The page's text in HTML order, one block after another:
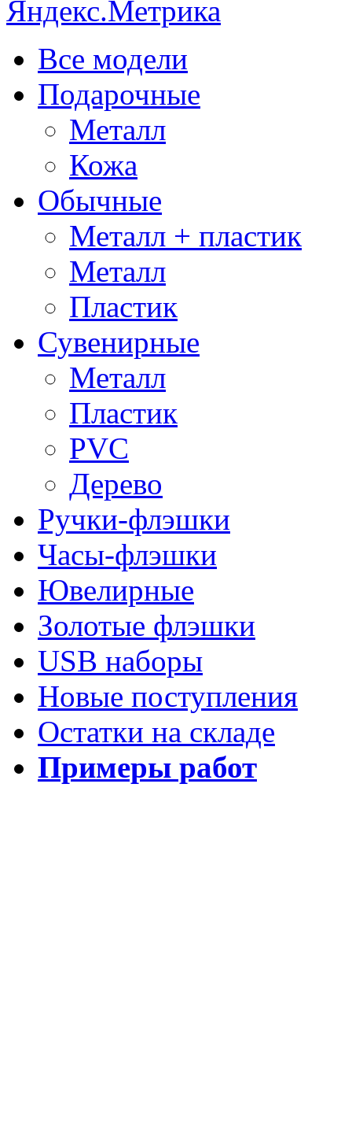
Все модели
Подарочные
Металл
Кожа
Обычные
Металл + пластик
Металл
Пластик
Сувенирные
Металл
Пластик
PVC
Дерево
Ручки-флэшки
Часы-флэшки
Ювелирные
Золотые флэшки
USB наборы
Новые поступления
Остатки на складе
Примеры работ